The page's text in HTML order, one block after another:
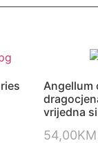
Angellum
vrijedna
54,00KM